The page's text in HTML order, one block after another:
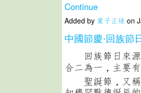
Continue
Added by 葉子正绿 on
中國節慶·回族節
回族節日來源
合二為一，主要
聖誕節，又稱